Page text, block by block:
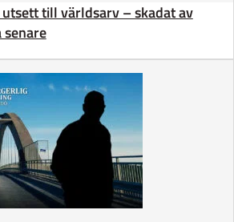
till världsarv – skadat av
senare